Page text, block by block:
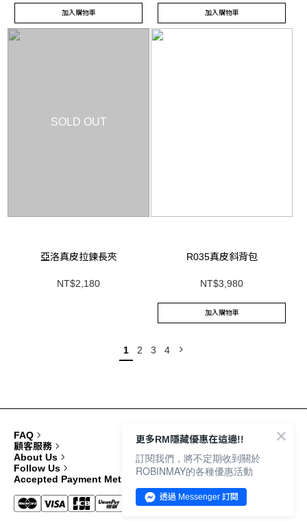
加入購物車 加入購物車
SOLD OUT
亞洛真皮拉鍊長夾
NT$2,180
R035真皮斜背包
NT$3,980
加入購物車
1 2 3 4
FAQ
顧客服務
About Us
Follow Us
Accepted Payment Methods
更多RM隱藏優惠在這邊!!
訂閱我們，將不定期收到關於
ROBINMAY的各種優惠活動
透過 Messenger 訂閱